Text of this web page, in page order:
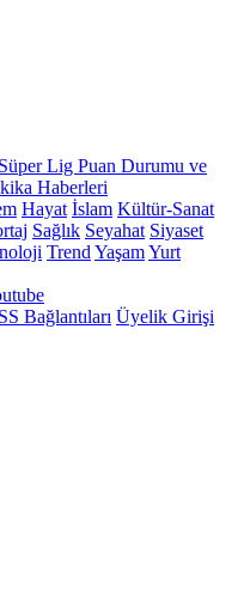
Süper Lig Puan Durumu ve
Haberleri
Hayat İslam Kültür-Sanat
Sağlık Seyahat Siyaset
Trend YaşamYurt
Bağlantıları Üyelik Girişi